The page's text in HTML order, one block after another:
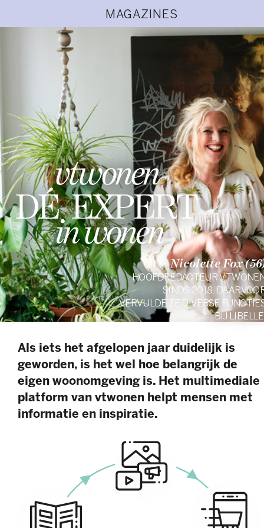
MAGAZINES
vtwonen
DÉ EXPERT
in wonen
Nicolette Fox
HOOFDREDACTEUR
SINDS 2018.
VERVULDE ZE DIVERSE
BIJ
Als iets het afgelopen jaar duidelijk is
geworden, is het wel hoe belangrijk de
eigen woonomgeving is. Het multimediale
platform van vtwonen helpt mensen met
informatie en inspiratie.